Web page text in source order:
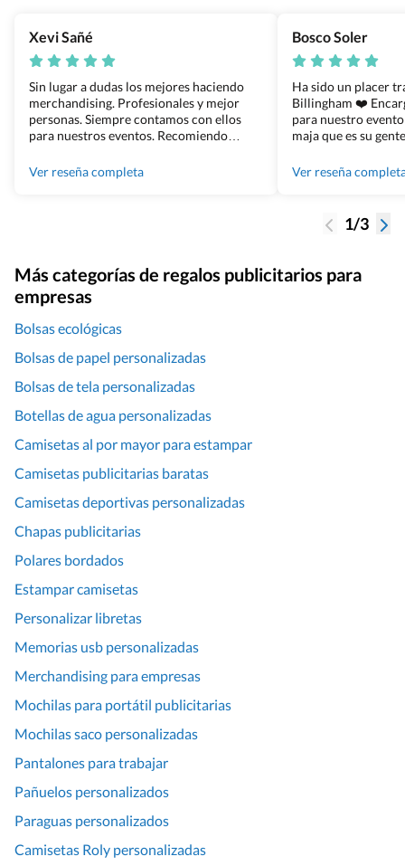
Xevi Sañé
Sin lugar a dudas los mejores haciendo
merchandising. Profesionales y mejor
personas. Siempre contamos con ellos
para nuestros eventos. Recomiendo
Ver reseña completa
Bosco Soler
Ha sido un placer
Billingham ❤️
para nuestro
maja que es su
100%
Ver reseña
1/3
Más categorías de regalos publicitarios para
empresas
Bolsas ecológicas
Bolsas de papel personalizadas
Bolsas de tela personalizadas
Botellas de agua personalizadas
Camisetas al por mayor para estampar
Camisetas publicitarias baratas
Camisetas deportivas personalizadas
Chapas publicitarias
Polares bordados
Estampar camisetas
Personalizar libretas
Memorias usb personalizadas
Merchandising para empresas
Mochilas para portátil publicitarias
Mochilas saco personalizadas
Pantalones para trabajar
Pañuelos personalizados
Paraguas personalizados
Camisetas Roly personalizadas